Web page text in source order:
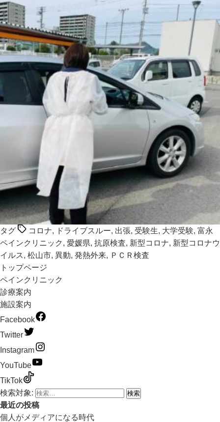
タグ コロナ, ドライブスルー, 出張, 受験生, 大学受験, 富永
ペインクリニック , 愛媛県, 抗原検査, 新型コロナ, 新型コロナウ
イルス, 松山市, 異動, 発熱外来, ＰＣＲ検査
トップページ
ペインクリニック
診療案内
施設案内
Facebook
Twitter
Instagram
YouTube
TikTok
検索対象:
最近の投稿
個人がメディアになる時代